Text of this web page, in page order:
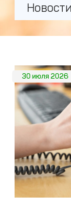
Новости
30 июля 2026